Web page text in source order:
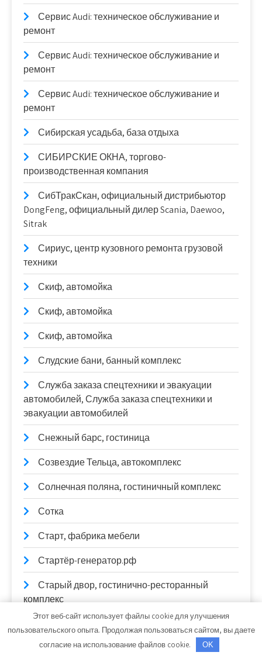
Сервис Audi: техническое обслуживание и
ремонт
Сервис Audi: техническое обслуживание и
ремонт
Сервис Audi: техническое обслуживание и
ремонт
Сибирская усадьба, база отдыха
СИБИРСКИЕ ОКНА, торгово-
производственная компания
СибТракСкан, официальный дистрибьютор
DongFeng, официальный дилер Scania, Daewoo,
Sitrak
Сириус, центр кузовного ремонта грузовой
техники
Скиф, автомойка
Скиф, автомойка
Скиф, автомойка
Слудские бани, банный комплекс
Служба заказа спецтехники и эвакуации
автомобилей, Служба заказа спецтехники и
эвакуации автомобилей
Снежный барс, гостиница
Созвездие Тельца, автокомплекс
Солнечная поляна, гостиничный комплекс
Сотка
Старт, фабрика мебели
Стартёр-генератор.рф
Старый двор, гостинично-ресторанный
комплекс
СТО
Этот веб-сайт использует файлы cookie для улучшения
пользовательского опыта. Продолжая пользоваться сайтом, вы даете
согласие на использование файлов cookie.
OK